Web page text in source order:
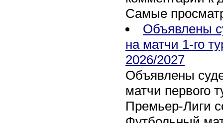
Самые
Объявлены
на матчи 1-го
2026/2027
Объявлены
матчи первого
Премьер-Лиги